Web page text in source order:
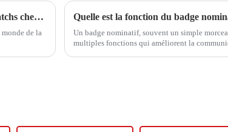
Découvrir les tendances et les étapes d'achat essentielles des patchs chenille en 2025
de la
Quelle est la fonction du badge
Un badge nominatif, souvent un simple
multiples fonctions qui améliorent la